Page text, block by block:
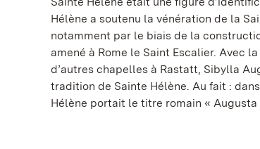
Hélène a soutenu la vénération de la
notamment par le biais de la
amené à Rome le Saint Escalier. Avec
d’autres chapelles à Rastatt, Sibylla
tradition de Sainte Hélène. Au fait :
Hélène portait le titre romain «